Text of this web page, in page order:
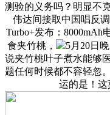
测验的义务吗？明显不
伟达间接取中国唱反
Turbo+发布：8000mAh
食夹竹桃，
5月20日
说夹竹桃叶子煮水能够
题任何时候都不容轻忽
运的是！这